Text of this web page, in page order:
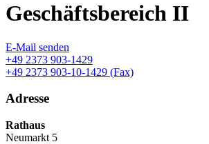
Geschäftsbereich II
E-Mail senden
+49 2373 903-1429
+49 2373 903-10-1429 (Fax)
Adresse
Rathaus
Neumarkt 5